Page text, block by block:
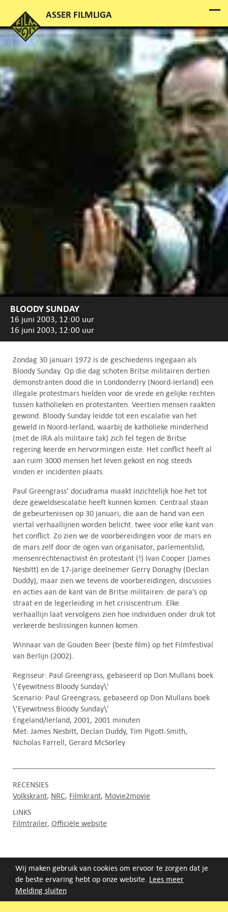
Melding sluiten
Wij maken gebruik van cookies om ervoor te zorgen dat je
de beste ervaring hebt op onze website. Lees meer
BLOODY SUNDAY
16 juni 2003, 12:00 uur
16 juni 2003, 12:00 uur
Zondag 30 januari 1972 is de geschiedenis ingegaan als
Bloody Sunday. Op die dag schoten Britse militairen dertien
demonstranten dood die in Londonderry (Noord-Ierland) een
illegale protestmars hielden voor de vrede en gelijke rechten
tussen katholieken en protestanten. Veertien mensen raakten
gewond. Bloody Sunday leidde tot een escalatie van het
geweld in Noord-Ierland, waarbij de katholieke minderheid
(met de IRA als militaire tak) zich fel tegen de Britse
regering keerde en hervormingen eiste. Het conflict heeft al
aan ruim 3000 mensen het leven gekost en nog steeds
vinden er incidenten plaats.
Paul Greengrass’ docudrama maakt inzichtelijk hoe het tot
deze geweldsescalatie heeft kunnen komen. Centraal staan
de gebeurtenissen op 30 januari, die aan de hand van een
viertal verhaallijnen worden belicht: twee voor elke kant van
het conflict. Zo zien we de voorbereidingen voor de mars en
de mars zelf door de ogen van organisator, parlementslid,
mensenrechtenactivist én protestant (!) Ivan Cooper (James
Nesbitt) en de 17-jarige deelnemer Gerry Donaghy (Declan
Duddy), maar zien we tevens de voorbereidingen, discussies
en acties aan de kant van de Britse militairen: de para’s op
straat en de legerleiding in het crisiscentrum. Elke
verhaallijn laat vervolgens zien hoe individuen onder druk tot
verkeerde beslissingen kunnen komen.
Winnaar van de Gouden Beer (beste film) op het Filmfestival
van Berlijn (2002).
Regisseur: Paul Greengrass, gebaseerd op Don Mullans boek
\'Eyewitness Bloody Sunday\'
Scenario: Paul Greengrass, gebaseerd op Don Mullans boek
\'Eyewitness Bloody Sunday\'
Engeland/Ierland, 2001, 2001 minuten
Met: James Nesbitt, Declan Duddy, Tim Pigott-Smith,
Nicholas Farrell, Gerard McSorley
RECENSIES
Volkskrant NRC Filmkrant Movie2movie
LINKS
Filmtrailer Officiële website
FILMAGENDA
Nieuwe films volgen rond half augustus :)